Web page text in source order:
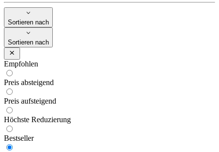
Sortieren nach
Sortieren nach
Empfohlen
Preis absteigend
Preis aufsteigend
Höchste Reduzierung
Bestseller